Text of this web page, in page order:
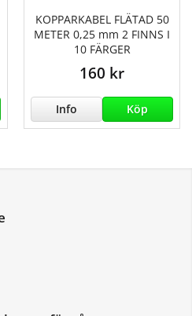
KOPPARKABEL FLÄTAD 50
METER 0,25 mm 2 FINNS I
10 FÄRGER
160 kr
Info Köp